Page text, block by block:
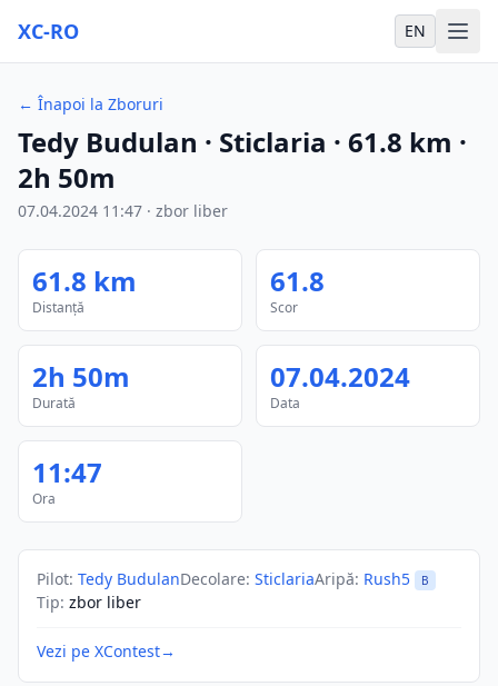
XC-RO EN
← Înapoi la Zboruri
Tedy Budulan · Sticlaria · 61.8 km ·
2h 50m
07.04.2024 11:47 · zbor liber
61.8 km
Distanță
61.8
Scor
2h 50m
Durată
07.04.2024
Data
11:47
Ora
Pilot: Tedy BudulanDecolare: SticlariaAripă: Rush5 B
Tip: zbor liber
Vezi pe XContest→